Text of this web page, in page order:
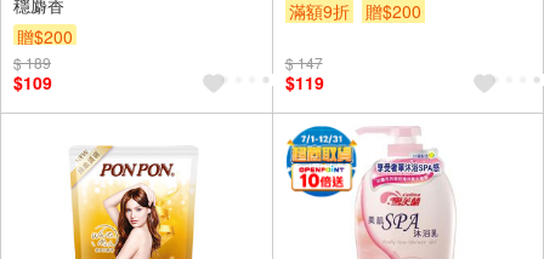
贈$200
$ 189
$109
滿額9折
贈$200
$ 147
$119